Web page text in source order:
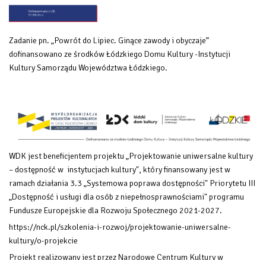
Zadanie pn. „Powrót do Lipiec. Ginące zawody i obyczaje”
dofinansowano ze środków Łódzkiego Domu Kultury -Instytucji
Kultury Samorządu Województwa Łódzkiego.
WDK jest beneficjentem projektu „Projektowanie uniwersalne kultury
– dostępność w instytucjach kultury", który finansowany jest w
ramach działania 3.3 „Systemowa poprawa dostępności" Priorytetu III
„Dostępność i usługi dla osób z niepełnosprawnościami" programu
Fundusze Europejskie dla Rozwoju Społecznego 2021-2027.
https://nck.pl/szkolenia-i-rozwoj/projektowanie-uniwersalne-
kultury/o-projekcie
Projekt realizowany jest przez Narodowe Centrum Kultury w